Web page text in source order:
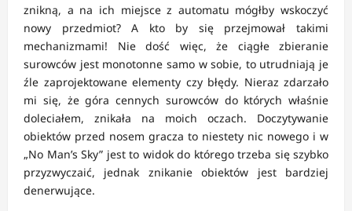
znikną, a na ich miejsce z automatu mógłby wskoczyć
nowy przedmiot? A kto by się przejmował takimi
mechanizmami! Nie dość więc, że ciągłe zbieranie
surowców jest monotonne samo w sobie, to utrudniają je
źle zaprojektowane elementy czy błędy. Nieraz zdarzało
mi się, że góra cennych surowców do których właśnie
doleciałem, znikała na moich oczach. Doczytywanie
obiektów przed nosem gracza to niestety nic nowego i w
„No Man’s Sky” jest to widok do którego trzeba się szybko
przyzwyczaić, jednak znikanie obiektów jest bardziej
denerwujące.